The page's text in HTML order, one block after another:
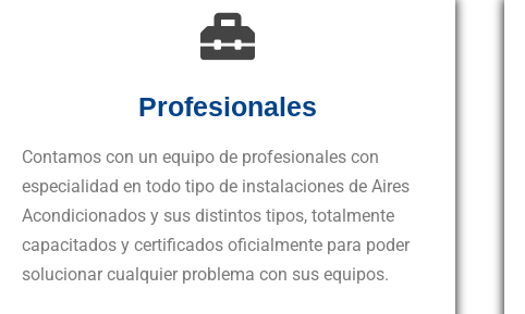
Profesionales
Contamos con un equipo de profesionales con
especialidad en todo tipo de instalaciones de Aires
Acondicionados y sus distintos tipos, totalmente
capacitados y certificados oficialmente para poder
solucionar cualquier problema con sus equipos.